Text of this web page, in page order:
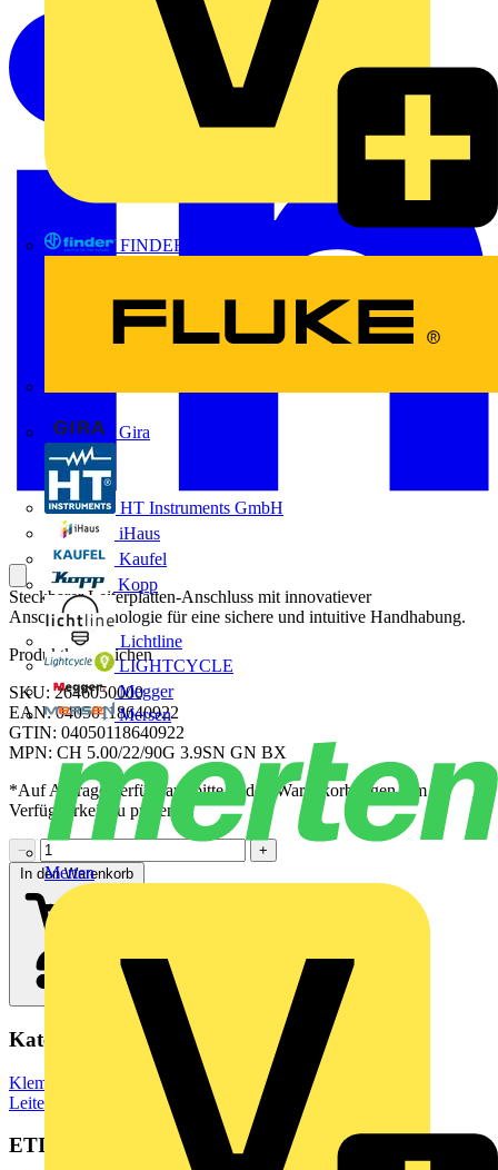
FINDER
Gira
HT Instruments GmbH
iHaus
Kaufel
Kopp
Lichtline
LIGHTCYCLE
Megger
Mersen
Merten
Steckbarer Leiterplatten-Anschluss mit innovatiever
Anschlusstechnologie für eine sichere und intuitive Handhabung.
Produktkennzeichen
SKU: 2646050000
EAN: 04050118640922
GTIN: 04050118640922
MPN: CH 5.00/22/90G 3.9SN GN BX
*Auf Anfrage verfügbar - bitte in den Warenkorb legen, um
Verfügbarkeit zu prüfen
−
+
In den Warenkorb
Kategorien
Klemmen, Steckverbinder & Verbindungselemente
Leiterplattensteckverbinder
ETIM Group